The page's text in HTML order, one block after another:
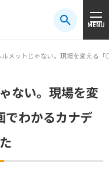
MENU
スーツ
ルメットじゃない。現場を変える
ない。現場を変
わかるカナデ